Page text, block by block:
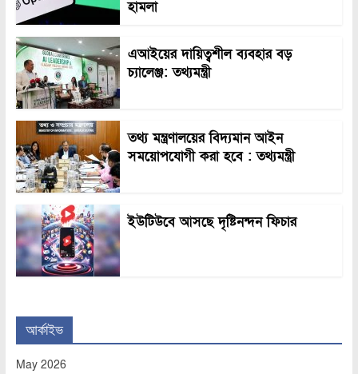
হামলা
এআইয়ের দায়িত্বশীল ব্যবহার বড়
চ্যালেঞ্জ: তথ্যমন্ত্রী
তথ্য মন্ত্রণালয়ের বিদ্যমান আইন
সময়োপযোগী করা হবে : তথ্যমন্ত্রী
ইউটিউবে আসছে দৃষ্টিনন্দন ফিচার
আর্কাইভ
May 2026